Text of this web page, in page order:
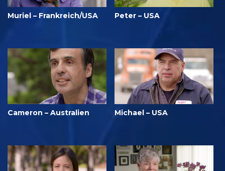
Muriel – Frankreich/USA Peter – USA
Cameron – Australien Michael – USA